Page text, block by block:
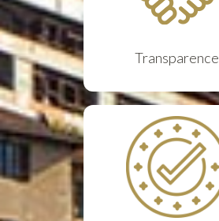
Transparence